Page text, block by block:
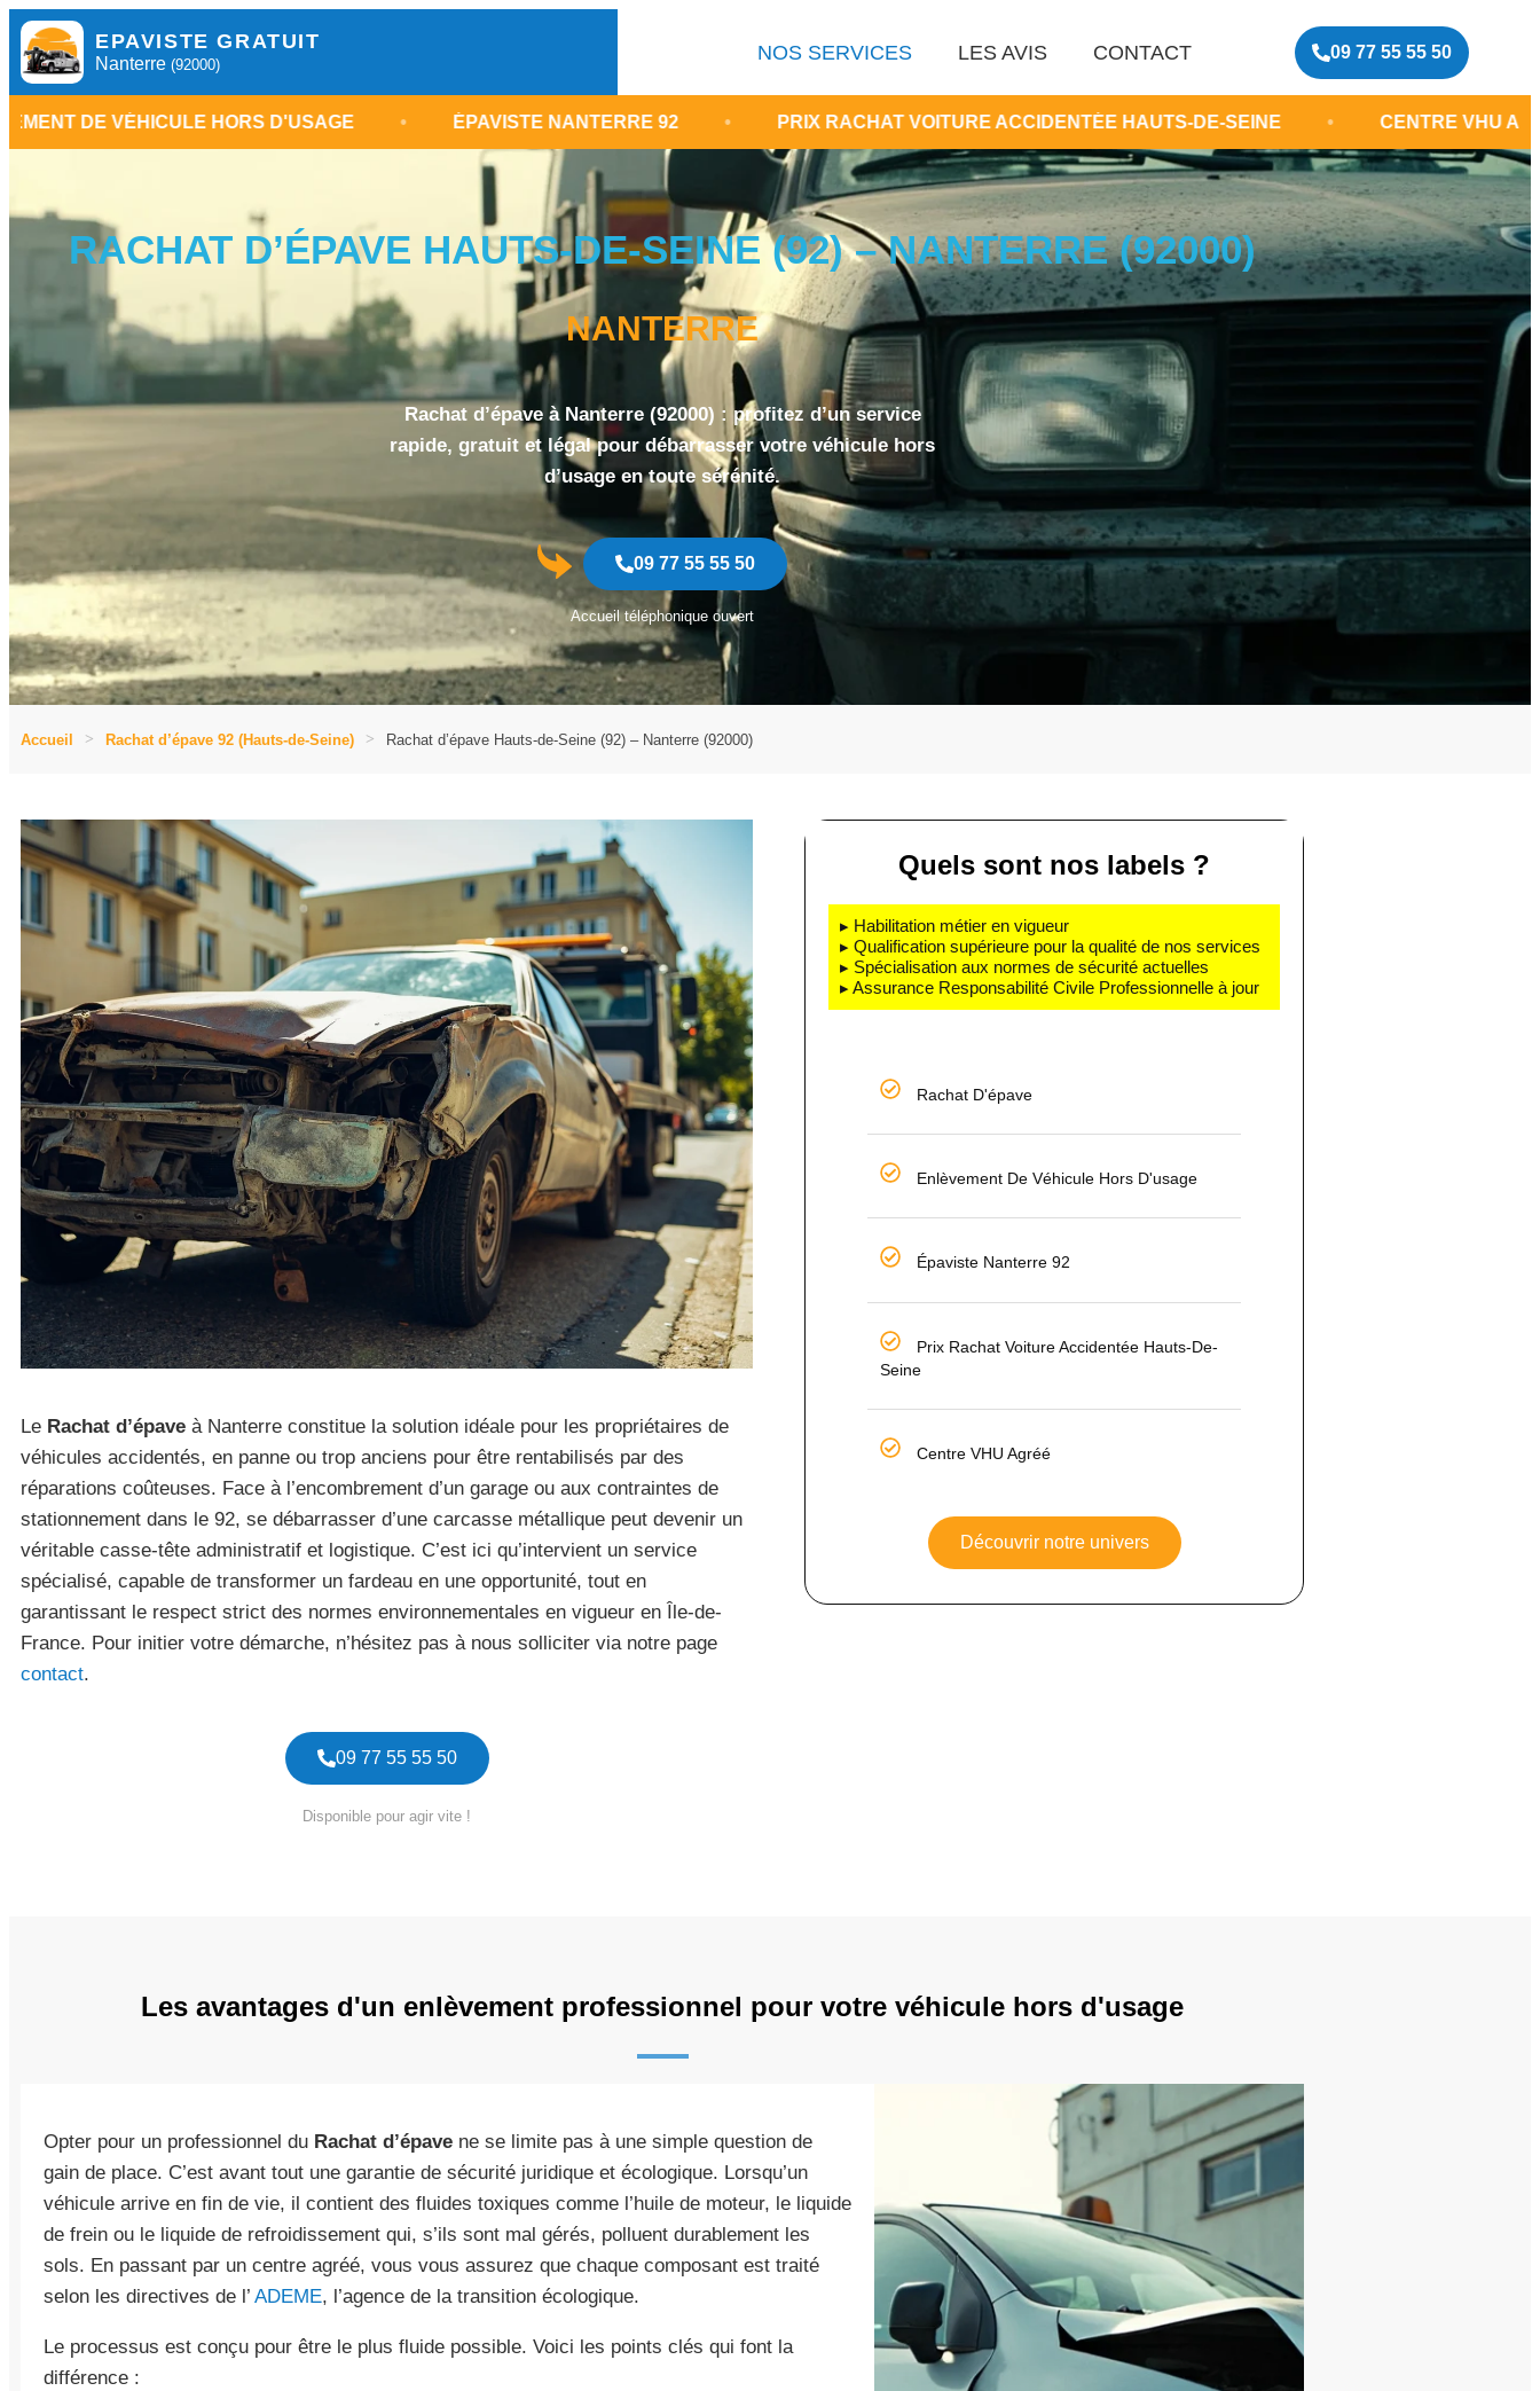
EPAVISTE GRATUIT
Nanterre (92000)
NOS SERVICES LES AVIS CONTACT 09 77 55 55 50
HORS D'USAGE • ÉPAVISTE NANTERRE 92 • PRIX RACHAT VOITURE ACCIDENTÉE HAUTS-DE-SEINE • CENTRE VHU AGRÉÉ •
RACHAT D’ÉPAVE HAUTS-DE-SEINE (92) – NANTERRE (92000)
NANTERRE
Rachat d’épave à Nanterre (92000) : profitez d’un service
rapide, gratuit et légal pour débarrasser votre véhicule hors
d’usage en toute sérénité.
09 77 55 55 50
Accueil téléphonique ouvert
Accueil Rachat d’épave 92 (Hauts-de-Seine) Rachat d’épave Hauts-de-Seine (92) – Nanterre (92000)
Le Rachat d’épave à Nanterre constitue la solution idéale pour les propriétaires de
véhicules accidentés, en panne ou trop anciens pour être rentabilisés par des
réparations coûteuses. Face à l’encombrement d’un garage ou aux contraintes de
stationnement dans le 92, se débarrasser d’une carcasse métallique peut devenir un
véritable casse-tête administratif et logistique. C’est ici qu’intervient un service
spécialisé, capable de transformer un fardeau en une opportunité, tout en
garantissant le respect strict des normes environnementales en vigueur en Île-de-
France. Pour initier votre démarche, n’hésitez pas à nous solliciter via notre page
contact.
09 77 55 55 50
Disponible pour agir vite !
Quels sont nos labels ?
▸ Habilitation métier en vigueur
▸ Qualification supérieure pour la qualité de nos services
▸ Spécialisation aux normes de sécurité actuelles
▸ Assurance Responsabilité Civile Professionnelle à jour
Rachat D'épave
Enlèvement De Véhicule Hors D'usage
Épaviste Nanterre 92
Prix Rachat Voiture Accidentée Hauts-De-
Seine
Centre VHU Agréé
Découvrir notre univers
Les avantages d'un enlèvement professionnel pour votre véhicule hors d'usage
Opter pour un professionnel du Rachat d’épave ne se limite pas à une simple question de
gain de place. C’est avant tout une garantie de sécurité juridique et écologique. Lorsqu’un
véhicule arrive en fin de vie, il contient des fluides toxiques comme l’huile de moteur, le liquide
de frein ou le liquide de refroidissement qui, s’ils sont mal gérés, polluent durablement les
sols. En passant par un centre agréé, vous vous assurez que chaque composant est traité
selon les directives de l’ ADEME, l’agence de la transition écologique.
Le processus est conçu pour être le plus fluide possible. Voici les points clés qui font la
différence :